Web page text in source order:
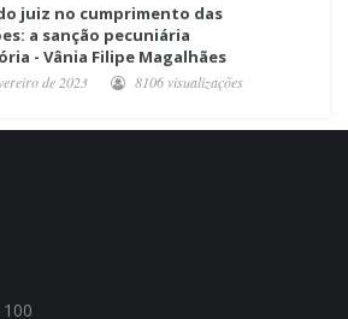
juiz no cumprimento das
a sanção pecuniária
- Vânia Filipe Magalhães
de 2023 8106 visualizações
100